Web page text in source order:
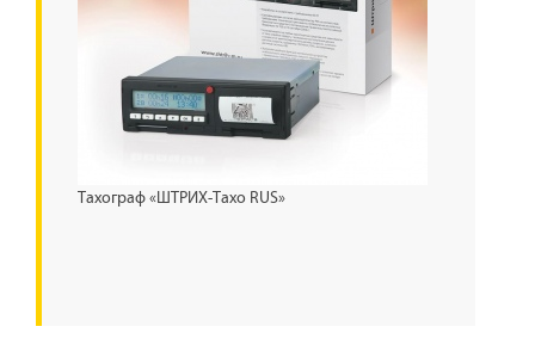
Тахограф «ШТРИХ-Тахо RUS»